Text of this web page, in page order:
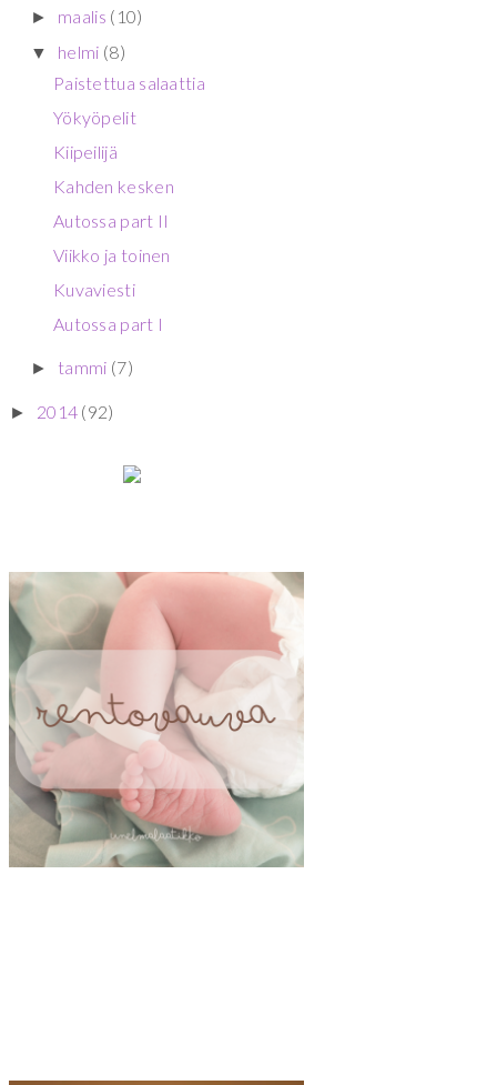
► maalis (10)
▼ helmi (8)
Paistettua salaattia
Yökyöpelit
Kiipeilijä
Kahden kesken
Autossa part II
Viikko ja toinen
Kuvaviesti
Autossa part I
► tammi (7)
► 2014 (92)